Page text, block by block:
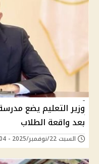
وزير التعليم يضع
بعد واقعة الطلاب
السبت 22/نوفمبر/2025 - 12:04 م